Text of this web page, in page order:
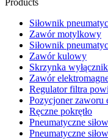
Siłownik
Zawór motylkowy
Siłownik
Zawór kulowy
Skrzynka
Zawór
Regulator filtra
Pozycjoner zaworu
Ręczne pokrętło
Pneumatyczne
Pneumatyczne